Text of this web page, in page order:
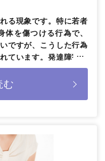
る現象です。特に若者
体を傷つける行為で、
ですが、こうした行為
ています。発達障害や
る […]
む